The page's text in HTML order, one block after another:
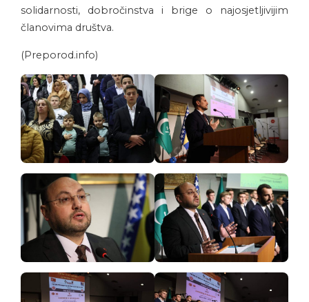
solidarnosti, dobročinstva i brige o najosjetljivijim
članovima društva.
(Preporod.info)